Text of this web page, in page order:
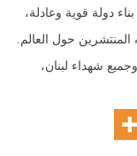
دولة قوية وعادلة،
حول العالم.
شهداء لبنان،